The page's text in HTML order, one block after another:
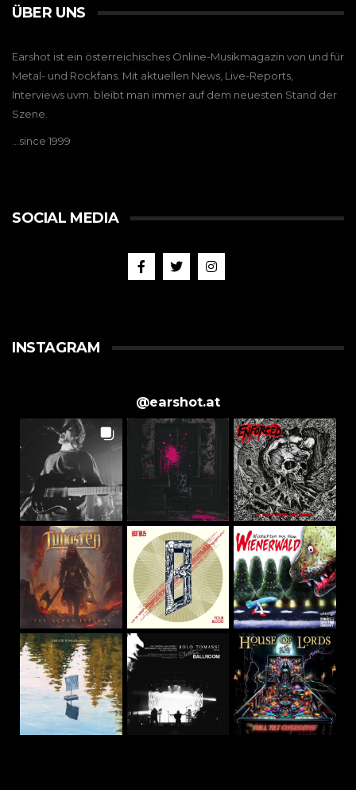
ÜBER UNS
Earshot ist ein österreichisches Online-Musikmagazin von und für
Metal- und Rockfans. Mit aktuellen News, Live-Reports,
Interviews uvm. bleibt man immer auf dem neuesten Stand der
Szene.
…since 1999
SOCIAL MEDIA
INSTAGRAM
@earshot.at